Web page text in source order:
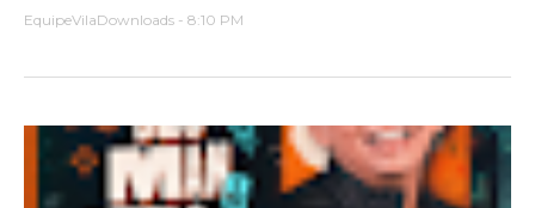
EquipeVilaDownloads - 8:10 PM